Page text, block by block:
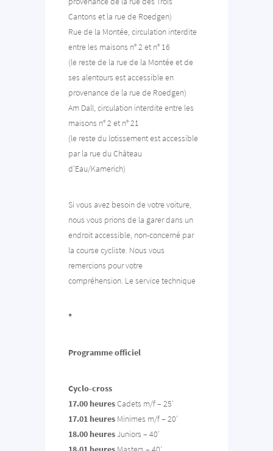
Cantons et la rue de Roedgen)
Rue de la Montée, circulation interdite
entre les maisons n° 2 et n° 16
(le reste de la rue de la Montée et de
ses alentours est accessible en
provenance de la rue de Roedgen)
Am Dall, circulation interdite entre les
maisons n° 2 et n° 21
(le reste du lotissement est accessible
par la rue du Château
d’Eau/Kamerich)
Si vous avez besoin de votre voiture,
nous vous prions de la garer dans un
endroit accessible, non-concerné par
la course cycliste. Nous vous
remercions pour votre
compréhension. Le service technique
*
Programme officiel
Cyclo-cross
17.00 heuresCadets m/f – 25′
17.01 heures Minimes m/f – 20′
18.00 heuresJuniors – 40′